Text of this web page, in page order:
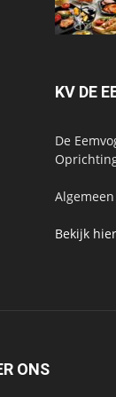
KV DE
De
Bekijk
ONS